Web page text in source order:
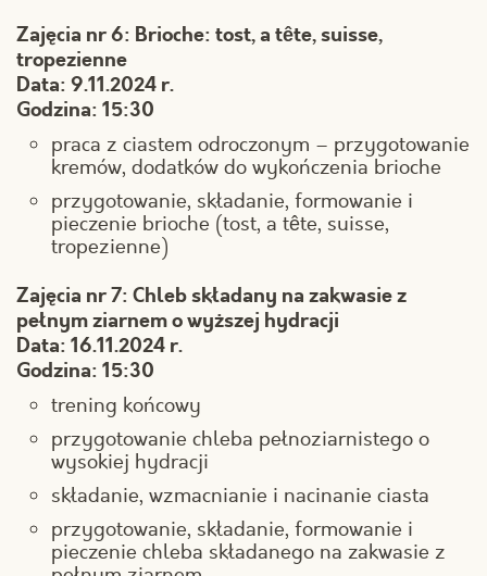
Zajęcia nr 6: Brioche: tost, a tête, suisse,
tropezienne
Data: 9.11.2024 r.
Godzina: 15:30
praca z ciastem odroczonym – przygotowanie
kremów, dodatków do wykończenia brioche
przygotowanie, składanie, formowanie i
pieczenie brioche (tost, a tête, suisse,
tropezienne)
Zajęcia nr 7: Chleb składany na zakwasie z
pełnym ziarnem o wyższej hydracji
Data: 16.11.2024 r.
Godzina: 15:30
trening końcowy
przygotowanie chleba pełnoziarnistego o
wysokiej hydracji
składanie, wzmacnianie i nacinanie ciasta
przygotowanie, składanie, formowanie i
pieczenie chleba składanego na zakwasie z